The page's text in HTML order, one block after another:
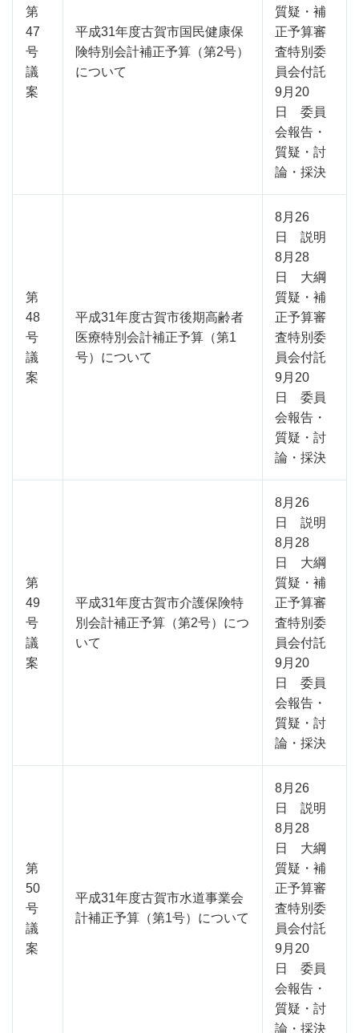
第
47
号
議
案
平成31年度古賀市国民健康保
険特別会計補正予算（第2号）
について
質疑・補
正予算審
査特別委
員会付託
9月20
日 委員
会報告・
質疑・討
論・採決
第
48
号
議
案
平成31年度古賀市後期高齢者
医療特別会計補正予算（第1
号）について
8月26
日 説明
8月28
日 大綱
質疑・補
正予算審
査特別委
員会付託
9月20
日 委員
会報告・
質疑・討
論・採決
第
49
号
議
案
平成31年度古賀市介護保険特
別会計補正予算（第2号）につ
いて
8月26
日 説明
8月28
日 大綱
質疑・補
正予算審
査特別委
員会付託
9月20
日 委員
会報告・
質疑・討
論・採決
第
50
号
議
案
平成31年度古賀市水道事業会
計補正予算（第1号）について
8月26
日 説明
8月28
日 大綱
質疑・補
正予算審
査特別委
員会付託
9月20
日 委員
会報告・
質疑・討
論・採決